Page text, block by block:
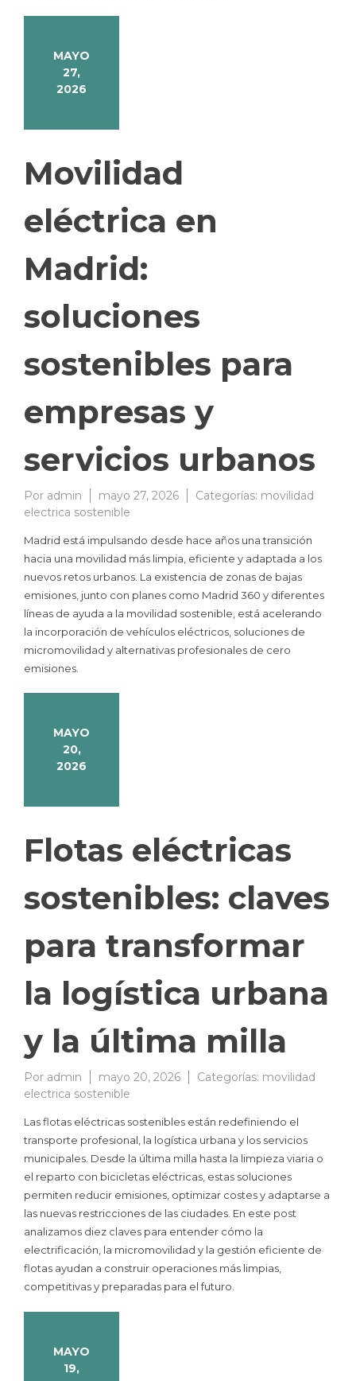
MAYO
27,
2026
Movilidad
eléctrica en
Madrid:
soluciones
sostenibles para
empresas y
servicios urbanos
Por admin mayo 27, 2026 Categorías: movilidad
electrica sostenible
Madrid está impulsando desde hace años una transición
hacia una movilidad más limpia, eficiente y adaptada a los
nuevos retos urbanos. La existencia de zonas de bajas
emisiones, junto con planes como Madrid 360 y diferentes
líneas de ayuda a la movilidad sostenible, está acelerando
la incorporación de vehículos eléctricos, soluciones de
micromovilidad y alternativas profesionales de cero
emisiones.
MAYO
20,
2026
Flotas eléctricas
sostenibles: claves
para transformar
la logística urbana
y la última milla
Por admin mayo 20, 2026 Categorías: movilidad
electrica sostenible
Las flotas eléctricas sostenibles están redefiniendo el
transporte profesional, la logística urbana y los servicios
municipales. Desde la última milla hasta la limpieza viaria o
el reparto con bicicletas eléctricas, estas soluciones
permiten reducir emisiones, optimizar costes y adaptarse a
las nuevas restricciones de las ciudades. En este post
analizamos diez claves para entender cómo la
electrificación, la micromovilidad y la gestión eficiente de
flotas ayudan a construir operaciones más limpias,
competitivas y preparadas para el futuro.
MAYO
19,